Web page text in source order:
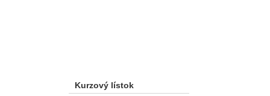
Kurzový lístok